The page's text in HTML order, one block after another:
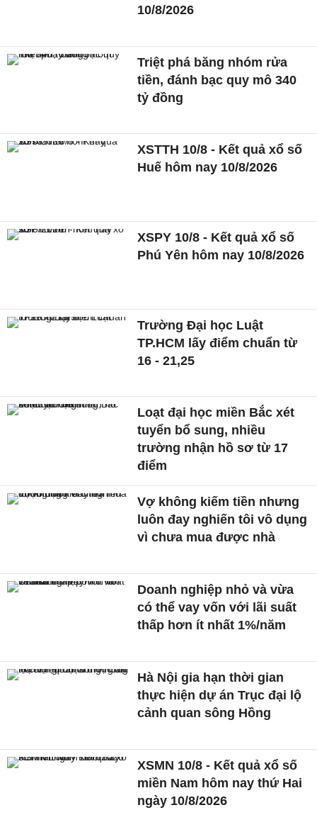
10/8/2026
Triệt phá băng nhóm rửa
tiền, đánh bạc quy mô 340
tỷ đồng
XSTTH 10/8 - Kết quả xổ số
Huế hôm nay 10/8/2026
XSPY 10/8 - Kết quả xổ số
Phú Yên hôm nay 10/8/2026
Trường Đại học Luật
TP.HCM lấy điểm chuẩn từ
16 - 21,25
Loạt đại học miền Bắc xét
tuyển bổ sung, nhiều
trường nhận hồ sơ từ 17
điểm
Vợ không kiếm tiền nhưng
luôn đay nghiến tôi vô dụng
vì chưa mua được nhà
Doanh nghiệp nhỏ và vừa
có thể vay vốn với lãi suất
thấp hơn ít nhất 1%/năm
Hà Nội gia hạn thời gian
thực hiện dự án Trục đại lộ
cảnh quan sông Hồng
XSMN 10/8 - Kết quả xổ số
miền Nam hôm nay thứ Hai
ngày 10/8/2026